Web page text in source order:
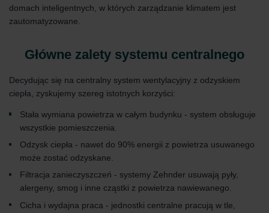
domach inteligentnych, w których zarządzanie klimatem jest
zautomatyzowane.
Główne zalety systemu centralnego
Decydując się na centralny system wentylacyjny z odzyskiem
ciepła, zyskujemy szereg istotnych korzyści:
Stała wymiana powietrza w całym budynku - system obsługuje
wszystkie pomieszczenia.
Odzysk ciepła - nawet do 90% energii z powietrza usuwanego
może zostać odzyskane.
Filtracja zanieczyszczeń - systemy Zehnder usuwają pyły,
alergeny, smog i inne cząstki z powietrza nawiewanego.
Cicha i wydajna praca - jednostki centralne pracują w tle,